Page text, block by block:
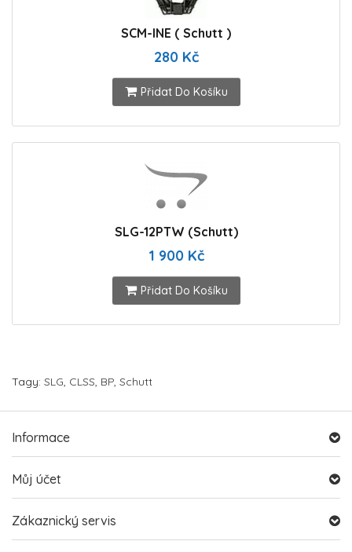
SCM-INE ( Schutt )
280 Kč
Přidat Do Košíku
SLG-12PTW (Schutt)
1 900 Kč
Přidat Do Košíku
Tagy: SLG, CLSS, BP, Schutt
Informace
Můj účet
Zákaznický servis